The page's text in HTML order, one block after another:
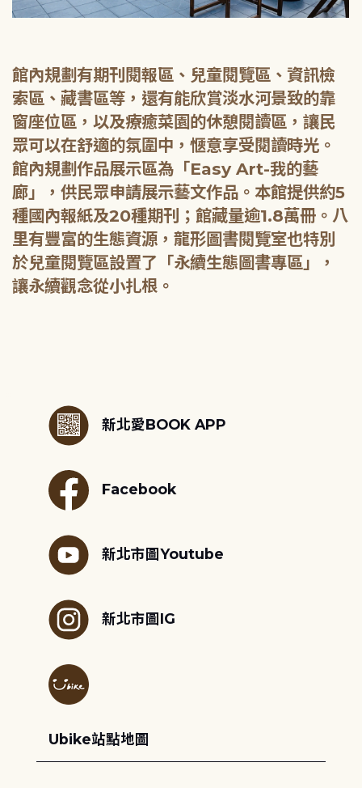
館內規劃有期刊閱報區、兒童閱覽區、資訊檢
索區、藏書區等，還有能欣賞淡水河景致的靠
窗座位區，以及療癒菜園的休憩閱讀區，讓民
眾可以在舒適的氛圍中，愜意享受閱讀時光。
館內規劃作品展示區為「Easy Art-我的藝
廊」，供民眾申請展示藝文作品。本館提供約5
種國內報紙及20種期刊；館藏量逾1.8萬冊。八
里有豐富的生態資源，龍形圖書閱覽室也特別
於兒童閱覽區設置了「永續生態圖書專區」，
新北愛BOOK APP
Facebook
新北市圖Youtube
新北市圖IG
Ubike站點地圖